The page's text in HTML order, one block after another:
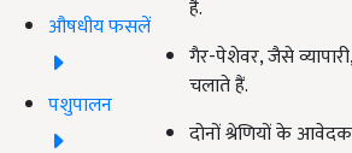
औषधीय फसलें
पशुपालन
है.
गैर-पेशेवर, जैसे
चलाते हैं.
दोनों श्रेणियों के